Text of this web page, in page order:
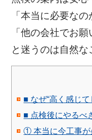
「本当に必要なの
「他の会社でお
と迷うのは自然な
■ なぜ“高く感じ
■ 点検後にやるべ
① 本当に今工事が